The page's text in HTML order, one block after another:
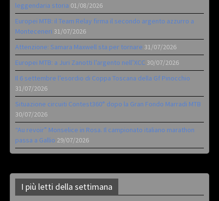
leggendaria storia 01/08/2026
Europei MTB: il Team Relay firma il secondo argento azzurro a
Monteceneri 31/07/2026
Attenzione: Samara Maxwell sta per tornare 31/07/2026
Europei MTB: a Juri Zanotti l’argento nell’XCC 30/07/2026
Il 6 settembre l’esordio di Coppa Toscana della Gf Pinocchio
31/07/2026
Situazione circuiti Contest360° dopo la Gran Fondo Marradi MTB
30/07/2026
“Au revoir” Monselice in Rosa. Il campionato italiano marathon
passa a Gallio 29/07/2026
I più letti della settimana